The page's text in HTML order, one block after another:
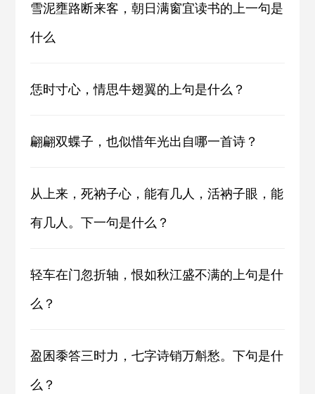
雪泥壅路断来客，朝日满窗宜读书的上一句是
什么
恁时寸心，情思牛翅翼的上句是什么？
翩翩双蝶子，也似惜年光出自哪一首诗？
从上来，死衲子心，能有几人，活衲子眼，能
有几人。下一句是什么？
轻车在门忽折轴，恨如秋江盛不满的上句是什
么？
盈囷黍答三时力，七字诗销万斛愁。下句是什
么？